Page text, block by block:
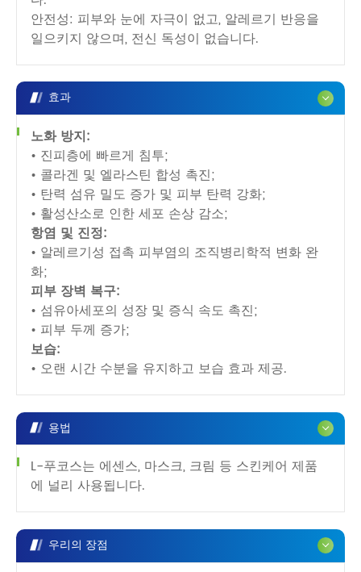
안전성: 피부와 눈에 자극이 없고, 알레르기 반응을
일으키지 않으며, 전신 독성이 없습니다.
효과
노화 방지:
• 진피층에 빠르게 침투;
• 콜라겐 및 엘라스틴 합성 촉진;
• 탄력 섬유 밀도 증가 및 피부 탄력 강화;
• 활성산소로 인한 세포 손상 감소;
항염 및 진정:
• 알레르기성 접촉 피부염의 조직병리학적 변화 완
화;
피부 장벽 복구:
• 섬유아세포의 성장 및 증식 속도 촉진;
• 피부 두께 증가;
보습:
• 오랜 시간 수분을 유지하고 보습 효과 제공.
용법
L-푸코스는 에센스, 마스크, 크림 등 스킨케어 제품
에 널리 사용됩니다.
우리의 장점